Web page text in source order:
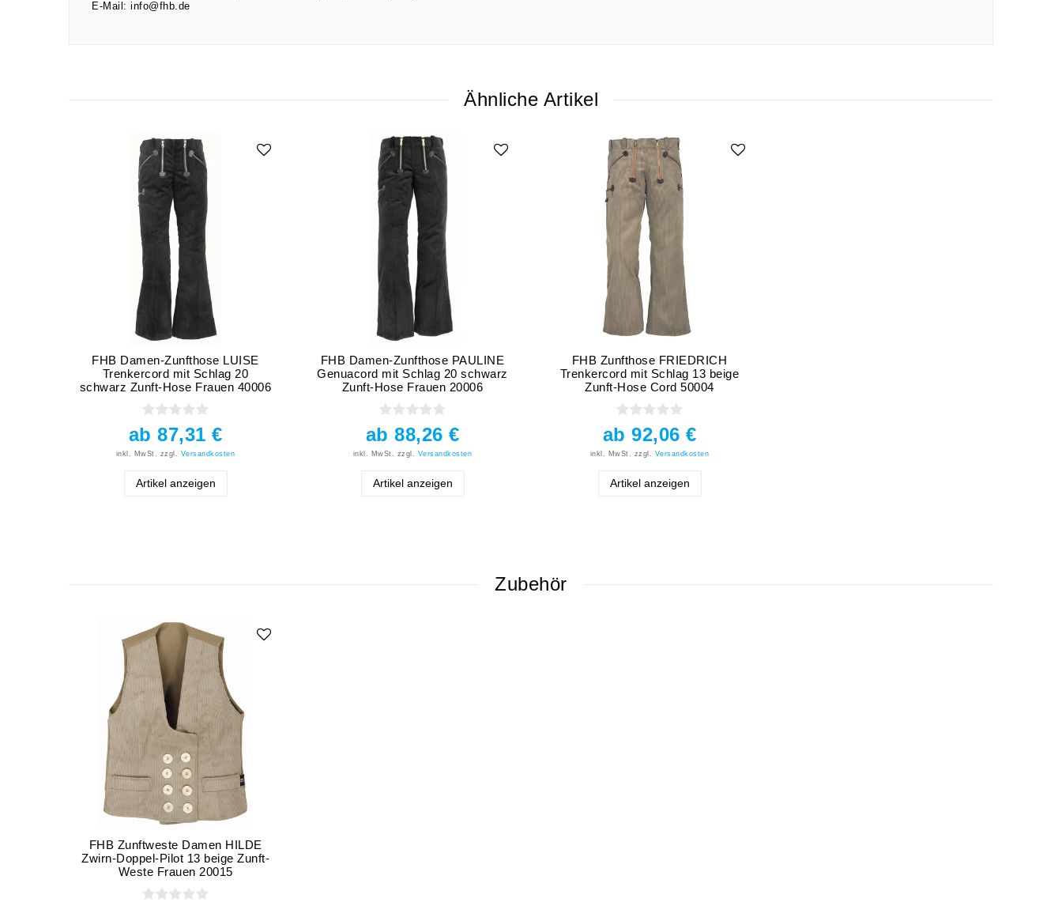
E-Mail: info@fhb.de
Ähnliche Artikel
FHB Damen-Zunfthose LUISE
Trenkercord mit Schlag 20
schwarz Zunft-Hose Frauen 40006
ab 87,31 €
inkl. MwSt. zzgl. Versandkosten
Artikel anzeigen
FHB Damen-Zunfthose PAULINE
Genuacord mit Schlag 20 schwarz
Zunft-Hose Frauen 20006
ab 88,26 €
inkl. MwSt. zzgl. Versandkosten
Artikel anzeigen
FHB Zunfthose FRIEDRICH
Trenkercord mit Schlag 13 beige
Zunft-Hose Cord 50004
ab 92,06 €
inkl. MwSt. zzgl. Versandkosten
Artikel anzeigen
Zubehör
FHB Zunftweste Damen HILDE
Zwirn-Doppel-Pilot 13 beige Zunft-
Weste Frauen 20015